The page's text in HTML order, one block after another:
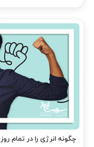
چگونه انرژی را در تمام